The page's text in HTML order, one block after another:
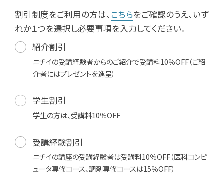
割引制度をご利用の方は、 こちらをご確認のうえ、いず
れか１つを選択し必要事項を入力してください。
紹介割引
ニチイの受講経験者からのご紹介で受講料10％OFF（ご紹
介者にはプレゼントを進呈）
学生割引
学生の方は、受講料10％OFF
受講経験割引
ニチイの講座の受講経験者は受講料10％OFF（医科コンピ
ュータ専修コース、調剤専修コースは15％OFF）